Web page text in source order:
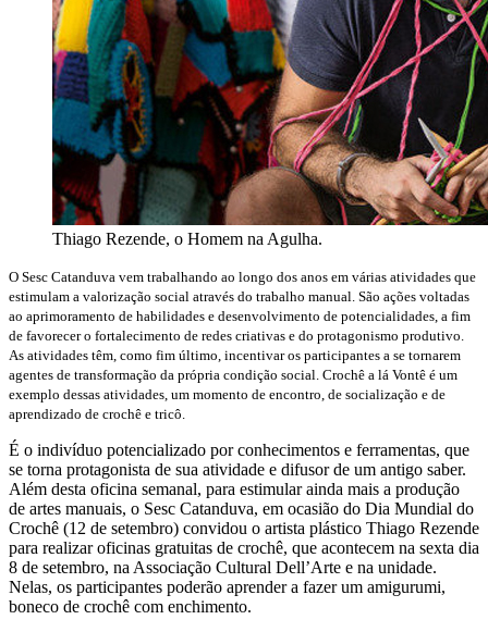
Thiago Rezende, o Homem na Agulha.
O Sesc Catanduva vem trabalhando ao longo dos anos em várias atividades que
estimulam a valorização social através do trabalho manual. São ações voltadas
ao aprimoramento de habilidades e desenvolvimento de potencialidades, a fim
de favorecer o fortalecimento de redes criativas e do protagonismo produtivo.
As atividades têm, como fim último, incentivar os participantes a se tornarem
agentes de transformação da própria condição social. Crochê a lá Vontê é um
exemplo dessas atividades, um momento de encontro, de socialização e de
aprendizado de crochê e tricô.
É o indivíduo potencializado por conhecimentos e ferramentas, que
se torna protagonista de sua atividade e difusor de um antigo saber.
Além desta oficina semanal, para estimular ainda mais a produção
de artes manuais, o Sesc Catanduva, em ocasião do Dia Mundial do
Crochê (12 de setembro) convidou o artista plástico Thiago Rezende
para realizar oficinas gratuitas de crochê, que acontecem na sexta dia
8 de setembro, na Associação Cultural Dell’Arte e na unidade.
Nelas, os participantes poderão aprender a fazer um amigurumi,
boneco de crochê com enchimento.